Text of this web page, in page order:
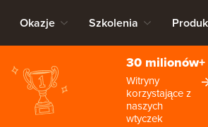
Okazje Szkolenia
30 milionów+
Witryny
korzystające z
naszych
wtyczek